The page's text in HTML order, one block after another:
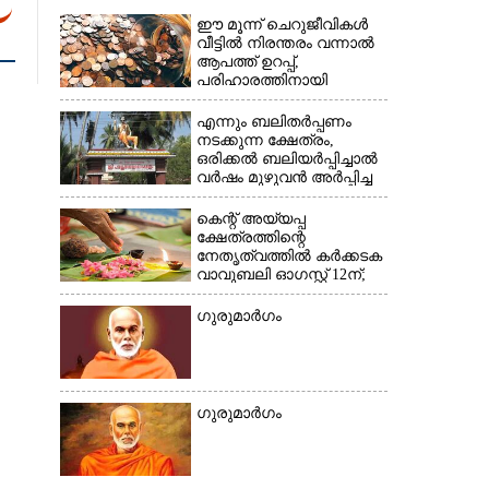
ഈ മൂന്ന് ചെറുജീവികൾ
വീട്ടിൽ നിരന്തരം വന്നാൽ
ആപത്ത് ഉറപ്പ്,​
പരിഹാരത്തിനായി
ചെയ്യേണ്ടത്
എന്നും ബലിതർപ്പണം
നടക്കുന്ന ക്ഷേത്രം,​
ഒരിക്കൽ ബലിയർപ്പിച്ചാൽ
വർഷം മുഴുവൻ അർപ്പിച്ച
പുണ്യം
കെന്റ് അയ്യപ്പ
ക്ഷേത്രത്തിന്റെ
നേതൃത്വത്തിൽ കർക്കടക
വാവുബലി ഓഗസ്റ്റ് 12ന്;
ഒരുക്കങ്ങൾ പൂർത്തിയായി
ഗുരുമാർഗം
ഗുരുമാർഗം
×